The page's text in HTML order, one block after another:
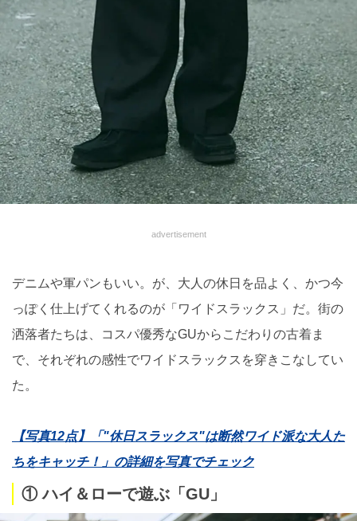
advertisement
デニムや軍パンもいい。が、大人の休日を品よく、かつ今
っぽく仕上げてくれるのが「ワイドスラックス」だ。街の
洒落者たちは、コスパ優秀なGUからこだわりの古着ま
で、それぞれの感性でワイドスラックスを穿きこなしてい
た。
【写真12点】「"休日スラックス"は断然ワイド派な大人た
ちをキャッチ！」の詳細を写真でチェック
① ハイ＆ローで遊ぶ「GU」